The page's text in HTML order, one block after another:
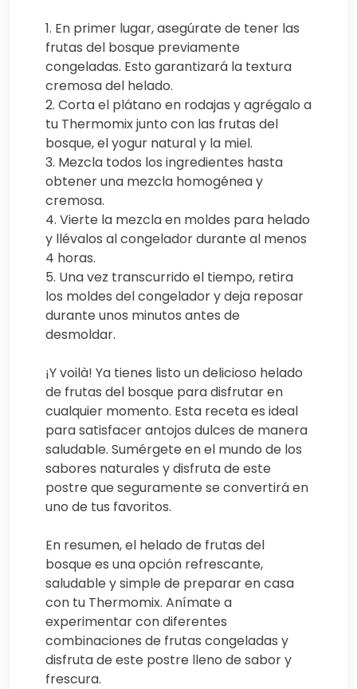
1. En primer lugar, asegúrate de tener las
frutas del bosque previamente
congeladas. Esto garantizará la textura
cremosa del helado.
2. Corta el plátano en rodajas y agrégalo a
tu Thermomix junto con las frutas del
bosque, el yogur natural y la miel.
3. Mezcla todos los ingredientes hasta
obtener una mezcla homogénea y
cremosa.
4. Vierte la mezcla en moldes para helado
y llévalos al congelador durante al menos
4 horas.
5. Una vez transcurrido el tiempo, retira
los moldes del congelador y deja reposar
durante unos minutos antes de
desmoldar.
¡Y voilà! Ya tienes listo un delicioso helado
de frutas del bosque para disfrutar en
cualquier momento. Esta receta es ideal
para satisfacer antojos dulces de manera
saludable. Sumérgete en el mundo de los
sabores naturales y disfruta de este
postre que seguramente se convertirá en
uno de tus favoritos.
En resumen, el helado de frutas del
bosque es una opción refrescante,
saludable y simple de preparar en casa
con tu Thermomix. Anímate a
experimentar con diferentes
combinaciones de frutas congeladas y
disfruta de este postre lleno de sabor y
frescura.